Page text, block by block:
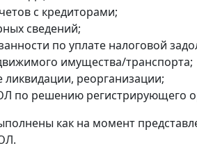
с кредиторами;
сведений;
по уплате налоговой
имущества/транспорта;
ликвидации, реорганизации;
по решению регистрирующего
как на момент